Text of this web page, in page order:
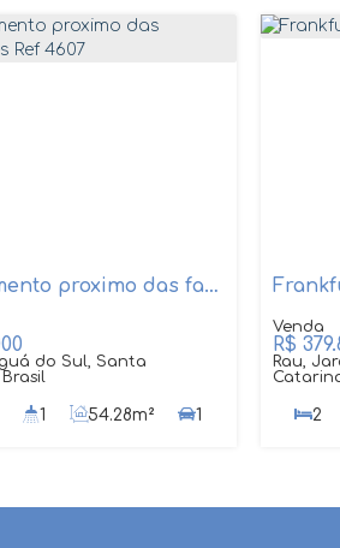
Apartamento proximo das faculdades Ref 4607
do Sul, Santa
1 54.28m² 1
R$
Rau,
2